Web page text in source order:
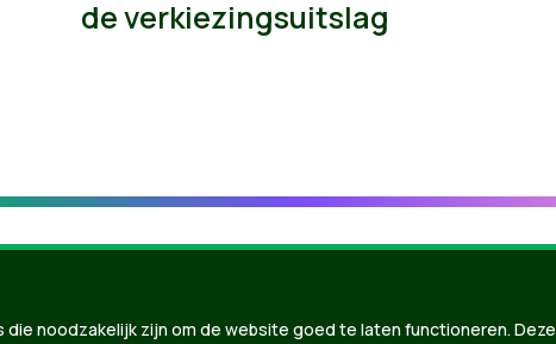
de verkiezingsuitslag
noodzakelijk zijn om de website goed te laten functioneren. Deze